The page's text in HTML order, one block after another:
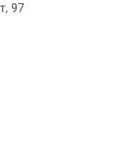
97